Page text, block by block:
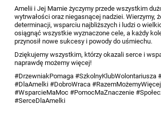
Amelii i Jej Mamie życzymy przede wszystkim
wytrwałości oraz niegasnącej nadziei. Wierzymy,
determinacji, wsparciu najbliższych i ludzi o
osiągnąć wszystkie wyznaczone cele, a każdy
przynosił nowe sukcesy i powody do uśmiechu.
Dziękujemy wszystkim, którzy okazali serce i
naprawdę możemy więcej!
#DrzewniakPomaga #SzkolnyKlubWolontariusza
#DlaAmelki #DobroWraca #RazemMożemyWięcej
#WsparcieMaMoc #PomocMaZnaczenie
#SerceDlaAmelki